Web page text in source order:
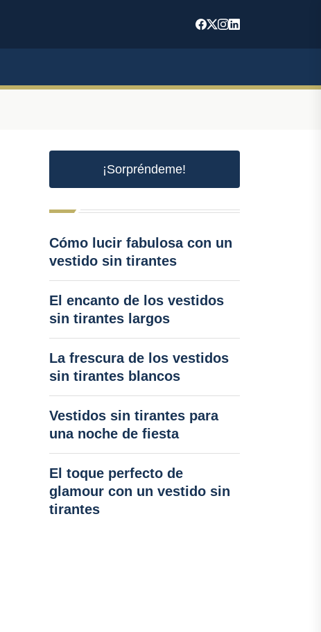
¡Sorpréndeme!
Cómo lucir fabulosa con un
vestido sin tirantes
El encanto de los vestidos
sin tirantes largos
La frescura de los vestidos
sin tirantes blancos
Vestidos sin tirantes para
una noche de fiesta
El toque perfecto de
glamour con un vestido sin
tirantes